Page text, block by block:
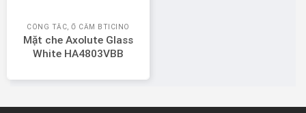
CÔNG TẮC, Ổ CẮM BTICINO
Mặt che Axolute Glass
White HA4803VBB